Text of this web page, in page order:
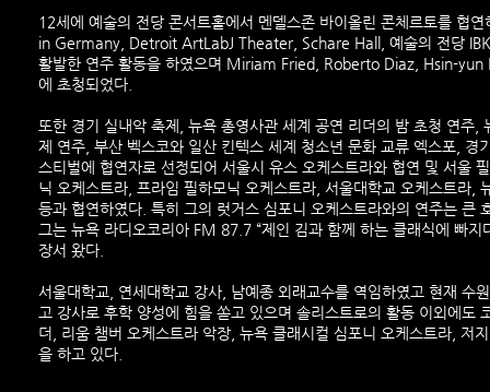
12세에 예술의 전당 콘서트홀에서 멘델스존 바이올린 콘체르토를
in Germany, Detroit ArtLabJ Theater, Schare Hall, 예술의 전당 IBK
활발한 연주 활동을 하였으며 Miriam Fried, Roberto Diaz, Hsin-
에 초청되었다.​
또한 경기 실내악 축제, 뉴욕 총영사관 세계 공연 리더의 밤 초청 연주
제 연주, 부산 벡스코와 일산 킨텍스 세계 청소년 문화 교류 엑스포,
스티벌에 협연자로 선정되어 서울시 유스 오케스트라와 협연 및 서울
닉 오케스트라, 프라임 필하모닉 오케스트라, 서울대학교 오케스트라,
등과 협연하였다. 특히 그의 럿거스 심포니 오케스트라와의 연주는
그는 뉴욕 라디오코리아 FM 87.7 “제인 김과 함께 하는 클래식에 빠
장서 왔다.
서울대학교, 연세대학교 강사, 남예종 외래교수를 역임하였고 현재 수
고 강사로 후학 양성에 힘을 쏟고 있으며 솔리스트로의 활동 이외에
더, 리움 챔버 오케스트라 악장, 뉴욕 클래시컬 심포니 오케스트라, 저
을 하고 있다.